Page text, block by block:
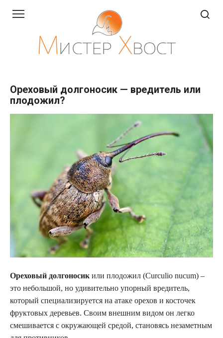
Ореховый долгоносик — вредитель или
плодожил?
Ореховый долгоносик или плодожил (Curculio nucum) –
это небольшой, но удивительно упорный вредитель,
который специализируется на атаке орехов и косточек
фруктовых деревьев. Своим внешним видом он легко
смешивается с окружающей средой, становясь незаметным